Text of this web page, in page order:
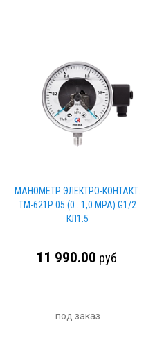
МАНОМЕТР ЭЛЕКТРО-КОНТАКТ.
ТМ-621Р.05 (0...1,0 МРА) G1/2
КЛ1.5
11 990.00 руб
под заказ